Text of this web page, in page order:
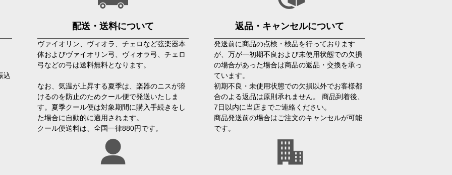
込
配送・送料について
ヴァイオリン、ヴィオラ、チェロなど弦楽器本
体およびヴァイオリン弓、ヴィオラ弓、チェロ
弓などの弓は送料無料となります。
なお、気温が上昇する夏季は、楽器のニスが溶
けるのを防止のためクール便で発送いたしま
す。夏季クール便は対象期間に購入手続きをし
た場合に自動的に適用されます。
クール便送料は、全国一律880円です。
返品・キャンセルについて
発送前に商品の点検・検品を行っております
が、万が一初期不良および未使用状態での欠損
の場合があった場合は商品の返品・交換を承っ
ています。
初期不良・未使用状態での欠損以外でお客様都
合のよる返品は原則承れません。 商品到着後、
7日以内に当店までご連絡ください。
商品発送前の場合はご注文のキャンセルが可能
です。